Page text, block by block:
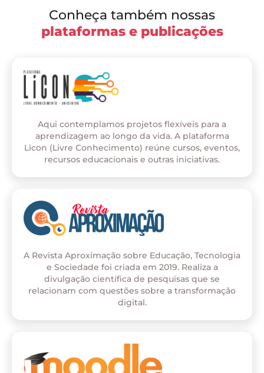
Conheça também nossas
plataformas e publicações
Aqui contemplamos projetos flexíveis para a
aprendizagem ao longo da vida. A plataforma
Licon (Livre Conhecimento) reúne cursos, eventos,
recursos educacionais e outras iniciativas.
A Revista Aproximação sobre Educação, Tecnologia
e Sociedade foi criada em 2019. Realiza a
divulgação científica de pesquisas que se
relacionam com questões sobre a transformação
digital.